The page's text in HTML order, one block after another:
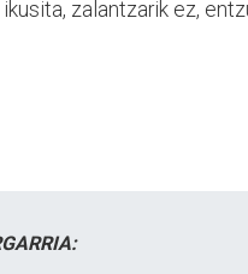
zalantzarik ez,